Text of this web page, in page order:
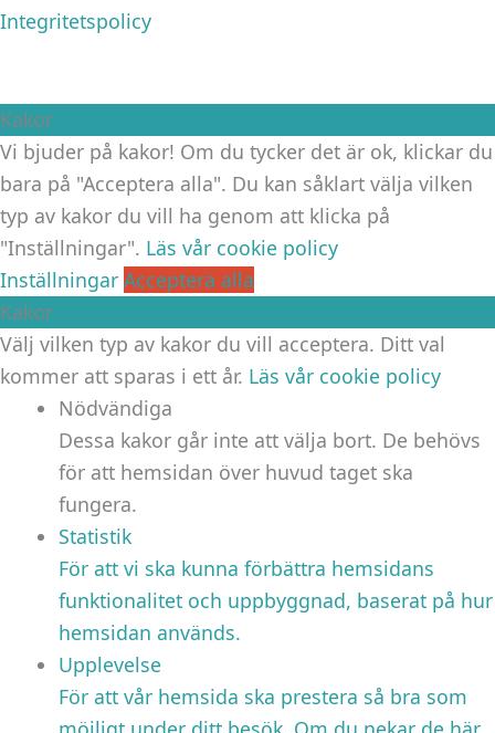
Integritetspolicy
Kakor
Vi bjuder på kakor! Om du tycker det är ok, klickar du
bara på "Acceptera alla". Du kan såklart välja vilken
typ av kakor du vill ha genom att klicka på
"Inställningar". Läs vår cookie policy
Inställningar Acceptera alla
Kakor
Välj vilken typ av kakor du vill acceptera. Ditt val
kommer att sparas i ett år. Läs vår cookie policy
Nödvändiga
Dessa kakor går inte att välja bort. De behövs
för att hemsidan över huvud taget ska
fungera.
Statistik
För att vi ska kunna förbättra hemsidans
funktionalitet och uppbyggnad, baserat på hur
hemsidan används.
Upplevelse
För att vår hemsida ska prestera så bra som